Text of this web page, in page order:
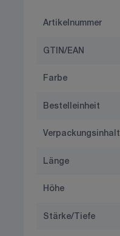
Artikelnummer
GTIN/EAN
Farbe
Bestelleinheit
Verpackungsinhalt
Länge
Höhe
Stärke/Tiefe